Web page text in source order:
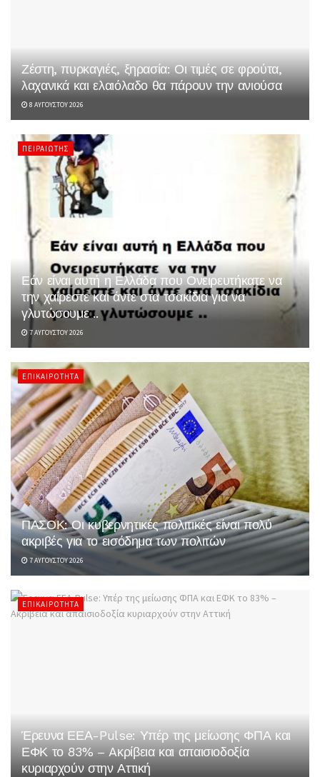
Ζέστη, πυρκαγιές, ξηρασία: Οι τιμές σε φρούτα,
λαχανικά και ελαιόλαδο θα πάρουν την ανιούσα
8 ΑΥΓΟΎΣΤΟΥ 2026
ΠΕΙΡΑΙΏΤΗΣ
Εάν είναι αυτή η Ελλάδα που Ονειρευτήκατε να
την χαίρεστε και άντε στα τσακίδια για να
γλυτώσουμε ..
7 ΑΥΓΟΎΣΤΟΥ 2026
ΕΠΙΚΑΙΡΌΤΗΤΑ
ΠΑΣΟΚ: Οι κυβερνητικές πολιτικές είναι πολύ
ακριβές για το εισόδημα των πολιτών
7 ΑΥΓΟΎΣΤΟΥ 2026
ΕΠΙΚΑΙΡΌΤΗΤΑ
Έρευνα ΕΕΑ-Pulse: Υπέρ της μείωσης ΦΠΑ και
ΕΦΚ το 83% – Aκρίβεια και απαισιοδοξία
κυριαρχούν στην Αττική